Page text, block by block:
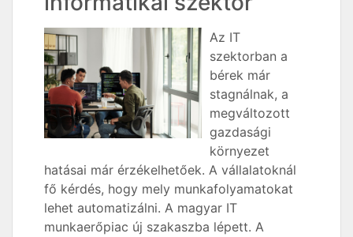
Az IT
szektorban a
bérek már
stagnálnak, a
megváltozott
gazdasági
környezet
hatásai már érzékelhetőek. A vállalatoknál
fő kérdés, hogy mely munkafolyamatokat
lehet automatizálni. A magyar IT
munkaerőpiac új szakaszba lépett. A